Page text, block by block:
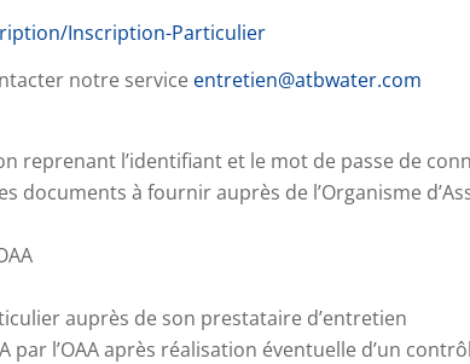
Inscription-Particulier
notre service entretien@atbwater.com
reprenant l’identifiant et le mot de passe de
documents à fournir auprès de l’Organisme
auprès de son prestataire d’entretien
l’OAA après réalisation éventuelle d’un